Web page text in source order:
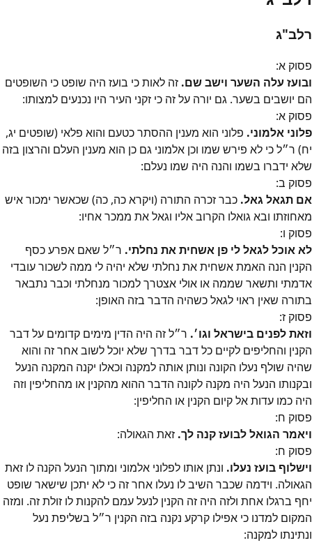
רלב"ג
פסוק א:
ובועז עלה השער וישב שם. זה לאות כי בועז היה שופט כי השופטים
הם יושבים בשער. גם יורה על זה כי זקני העיר היו נכנעים למצותו:
פסוק א:
פלוני אלמוני. פלוני הוא מענין ההסתר כטעם והוא פלאי (שופטים יג,
יח) ר״ל כי לא פירש שמו וכן אלמוני גם כן הוא מענין העלם והרצון בזה
שלא ידברו בשמו והנה היה שמו נעלם:
פסוק ב:
אם תגאל גאל. כבר זכרה התורה (ויקרא כה, כה) שכאשר ימכור איש
מאחוזתו ובא גואלו הקרוב אליו וגאל את ממכר אחיו:
פסוק ו:
לא אוכל לגאל לי פן אשחית את נחלתי. ר״ל שאם אפרע כסף
הקנין הנה האמת אשחית את נחלתי שלא יהיה לי ממה לשכור עובדי
אדמתי ותשאר שממה או אולי אצטרך למכור מנחלתי וכבר נתבאר
בתורה שאין ראוי לגאל כשהיה הדבר בזה האופן:
פסוק ז:
וזאת לפנים בישראל וגו׳. ר״ל זה היה הדין מימים קדומים על דבר
הקנין והחליפים לקיים כל דבר בדרך שלא יוכל לשוב אחר זה והוא
שהיה שולף נעלו הקונה ונותן אותה למקנה וכאלו יקנה המקנה הנעל
ובקנותו הנעל היה מקנה לקונה הדבר ההוא מהקנין או מהחליפין וזה
היה כמו עדות אל קיום הקנין או החליפין:
פסוק ח:
ויאמר הגואל לבועז קנה לך. זאת הגאולה:
פסוק ח:
וישלוף בועז נעלו. ונתן אותו לפלוני אלמוני ומתוך הנעל הקנה לו זאת
הגאולה. וידמה שכבר השיב לו נעלו אחר זה כי לא יתכן שישאר שופט
יחף ברגלו אחת ולזה היה זה הקנין לנעל עמם להקנות לו זולת זה. ומזה
המקום למדנו כי אפילו קרקע נקנה בזה הקנין ר״ל בשליפת נעל
ונתינתו למקנה: